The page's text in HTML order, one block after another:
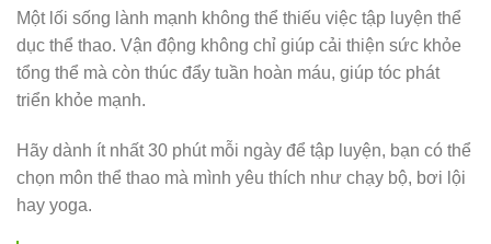
Một lối sống lành mạnh không thể thiếu việc tập luyện thể
dục thể thao. Vận động không chỉ giúp cải thiện sức khỏe
tổng thể mà còn thúc đẩy tuần hoàn máu, giúp tóc phát
triển khỏe mạnh.
Hãy dành ít nhất 30 phút mỗi ngày để tập luyện, bạn có thể
chọn môn thể thao mà mình yêu thích như chạy bộ, bơi lội
hay yoga.